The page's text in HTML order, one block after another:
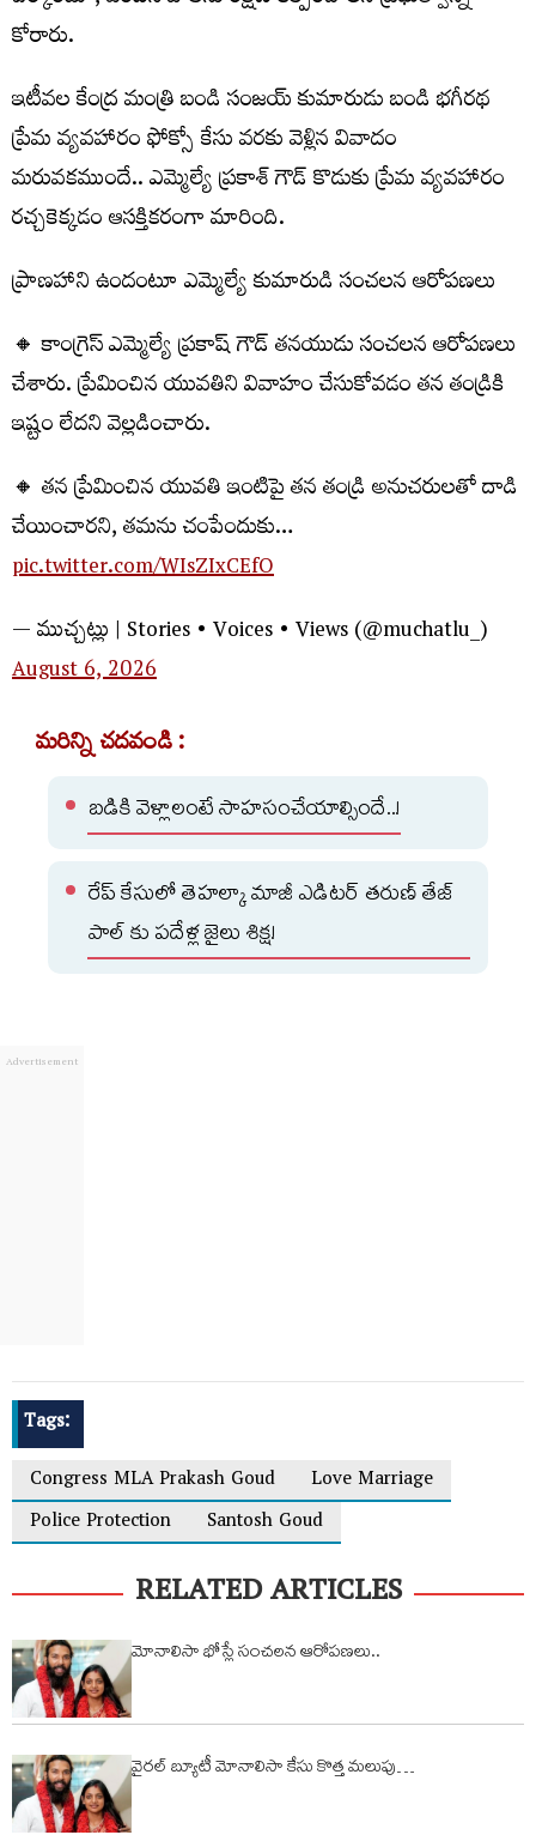
కోరారు.
ఇటీవల కేంద్ర మంత్రి బండి సంజయ్ కుమారుడు బండి భగీరథ
ప్రేమ వ్యవహారం ఫోక్సో కేసు వరకు వెళ్లిన వివాదం
మరువకముందే.. ఎమ్మెల్యే ప్రకాశ్ గౌడ్ కొడుకు ప్రేమ వ్యవహారం
రచ్చకెక్కడం ఆసక్తికరంగా మారింది.
ప్రాణహాని ఉందంటూ ఎమ్మెల్యే కుమారుడి సంచలన ఆరోపణలు
🔸 కాంగ్రెస్ ఎమ్మెల్యే ప్రకాష్ గౌడ్ తనయుడు సంచలన ఆరోపణలు
చేశారు. ప్రేమించిన యువతిని వివాహం చేసుకోవడం తన తండ్రికి
ఇష్టం లేదని వెల్లడించారు.
🔸 తన ప్రేమించిన యువతి ఇంటిపై తన తండ్రి అనుచరులతో దాడి
చేయించారని, తమను చంపేందుకు…
pic.twitter.com/WIsZIxCEfO
— ముచ్చట్లు | Stories • Voices • Views (@muchatlu_)
August 6, 2026
మరిన్ని చదవండి :
బడికి వెళ్లాలంటే సాహసంచేయాల్సిందే..!
రేప్ కేసులో తెహల్కా మాజీ ఎడిటర్ తరుణ్ తేజ్
పాల్ కు పదేళ్ల జైలు శిక్ష!
Tags:
Congress MLA Prakash Goud
Love Marriage
Police Protection
Santosh Goud
RELATED ARTICLES
మోనాలిసా భోస్లే సంచలన ఆరోప‌ణ‌లు..
వైరల్ బ్యూటీ మోనాలిసా కేసు కొత్త మలుపు…